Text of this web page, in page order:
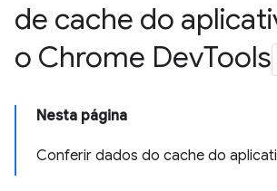
de cache do
o Chrome DevTools
Nesta página
Conferir dados do cache do